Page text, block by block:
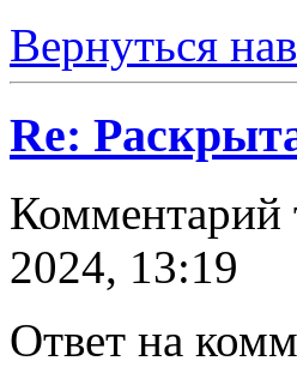
Вернуться
Re:
Комментарий
2024, 13:19
Ответ на